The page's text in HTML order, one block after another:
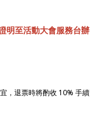
明至活動大會服務台辦
，退票時將酌收 10% 手續